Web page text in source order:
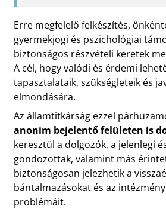
Erre megfelelő felkészítés,
gyermekjogi és pszichológiai
biztonságos részvételi keretek
A cél, hogy valódi és érdemi
tapasztalataik, szükségleteik és
elmondására.
Az államtitkárság ezzel
anonim bejelentő felületen is
keresztül a dolgozók, a jelenlegi
gondozottak, valamint más
biztonságosan jelezhetik a
bántalmazásokat és az
problémáit.